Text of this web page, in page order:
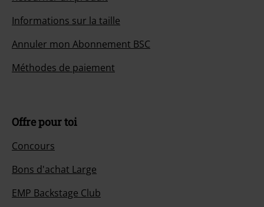
Informations sur la taille
Annuler mon Abonnement BSC
Méthodes de paiement
Offre pour toi
Concours
Bons d'achat Large
EMP Backstage Club